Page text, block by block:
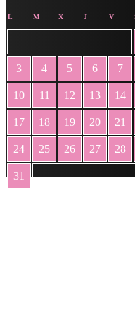
L M X J V
3 4 5 6 7
10 11 12 13 14
17 18 19 20 21
24 25 26 27 28
31